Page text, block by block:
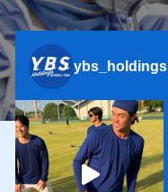
ybs_holdings